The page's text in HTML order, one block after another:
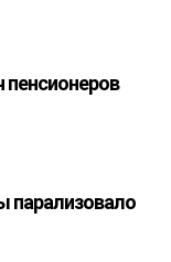
пенсионеров
парализовало